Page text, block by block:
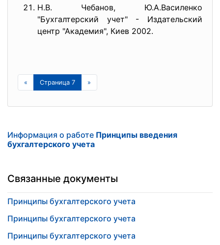
Н.В. Чебанов, Ю.А.Василенко
"Бухгалтерский учет" - Издательский
центр "Академия", Киев 2002.
« Страница 7 »
Информация о работе Принципы введения
бухгалтерского учета
Связанные документы
Принципы бухгалтерского учета
Принципы бухгалтерского учета
Принципы бухгалтерского учета